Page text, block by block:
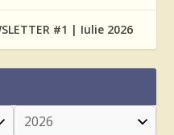
#1 | Iulie 2026